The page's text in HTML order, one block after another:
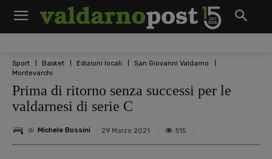
Sport Basket Edizioni locali
San Giovanni Valdarno
Montevarchi
Prima di ritorno senza successi per le
valdarnesi di serie C
di Michele Bossini 29 Marzo 2021 515